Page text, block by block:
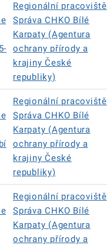
Regionální pracoviště
Správa CHKO Bílé
Karpaty (Agentura
ochrany přírody a
krajiny České
republiky)
Regionální pracoviště
Správa CHKO Bílé
Karpaty (Agentura
ochrany přírody a
krajiny České
republiky)
Regionální pracoviště
Správa CHKO Bílé
Karpaty (Agentura
ochrany přírody a